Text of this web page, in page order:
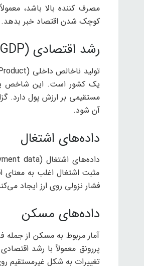
مصرف کننده بالا باشد،
کوچک شدن اقتصاد خبر بدهد.
رشد اقتصادی (GDP)
یک کشور است. این شاخص
آن شود.
داده‌های اشتغال
مثبت اشتغال اغلب به معنای
فشار نزولی روی ارز ایجاد
داده‌های مسکن
آمار مربوط به مسکن از
پررونق معمولاً با رشد
تغییرات به شکل غیرمستقیم